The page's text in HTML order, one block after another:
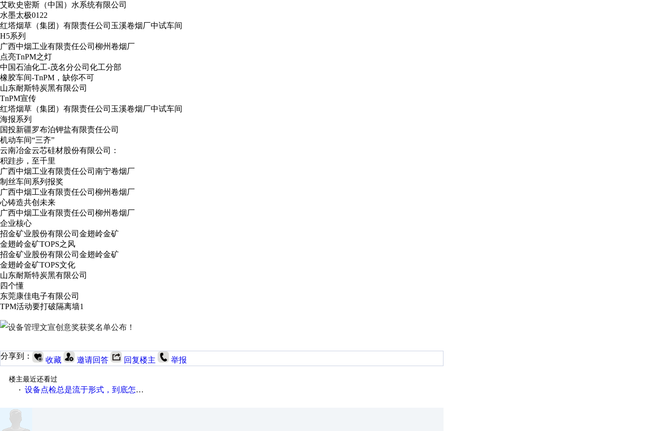
艾欧史密斯（中国）水系统有限公司
水墨太极0122
红塔烟草（集团）有限责任公司玉溪卷烟厂中试车间
H5系列
广西中烟工业有限责任公司柳州卷烟厂
点亮TnPM之灯
中国石油化工-茂名分公司化工分部
橡胶车间-TnPM，缺你不可
山东耐斯特炭黑有限公司
TnPM宣传
红塔烟草（集团）有限责任公司玉溪卷烟厂中试车间
海报系列
国投新疆罗布泊钾盐有限责任公司
机动车间“三齐”
云南冶金云芯硅材股份有限公司：
积跬步，至千里
广西中烟工业有限责任公司南宁卷烟厂
制丝车间系列报奖
广西中烟工业有限责任公司柳州卷烟厂
心铸造共创未来
广西中烟工业有限责任公司柳州卷烟厂
企业核心
招金矿业股份有限公司金翅岭金矿
金翅岭金矿TOPS之风
招金矿业股份有限公司金翅岭金矿
金翅岭金矿TOPS文化
山东耐斯特炭黑有限公司
四个懂
东莞康佳电子有限公司
TPM活动要打破隔离墙1
分享到： 收藏 邀请回答 回复楼主 举报
楼主最近还看过
· 设备点检总是流于形式，到底怎么办？